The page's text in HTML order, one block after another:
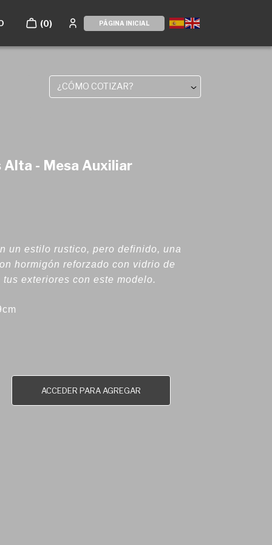
(0) PÁGINA INICIAL
¿CÓMO COTIZAR?
Alta - Mesa Auxiliar
un estilo rustico, pero definido, una
hormigón reforzado con vidrio de
exteriores con este modelo.
ACCEDER PARA AGREGAR